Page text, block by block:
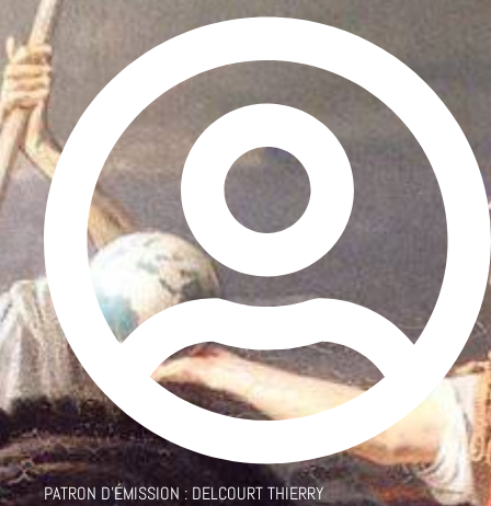
PATRON D'ÉMISSION : DELCOURT THIERRY